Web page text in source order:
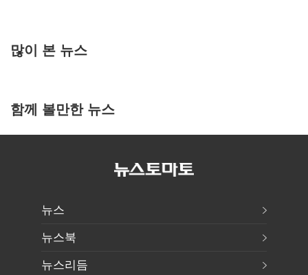
많이 본 뉴스
함께 볼만한 뉴스
뉴스
뉴스북
뉴스리듬